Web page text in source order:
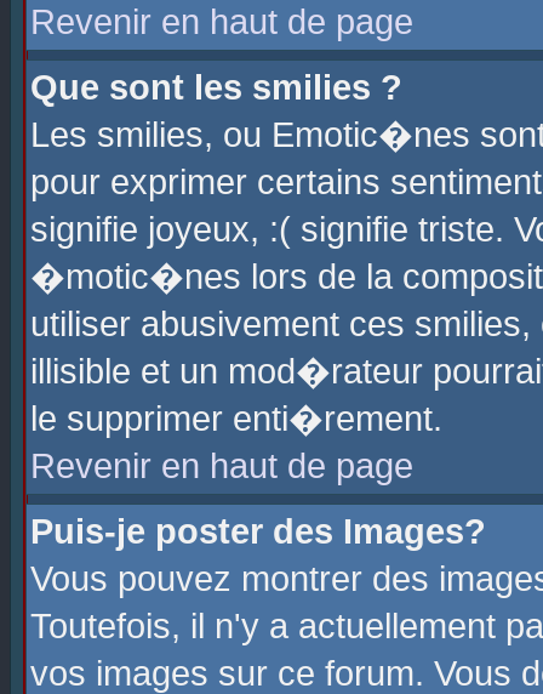
Revenir en haut de page
Que sont les smilies ?
Les smilies, ou Emotic�nes
pour exprimer certains
signifie joyeux, :( signifie triste.
�motic�nes lors de la
utiliser abusivement ces
illisible et un mod�rateur
le supprimer enti�rement.
Revenir en haut de page
Puis-je poster des Images?
Vous pouvez montrer des
Toutefois, il n'y a actuellement
vos images sur ce forum. Vous